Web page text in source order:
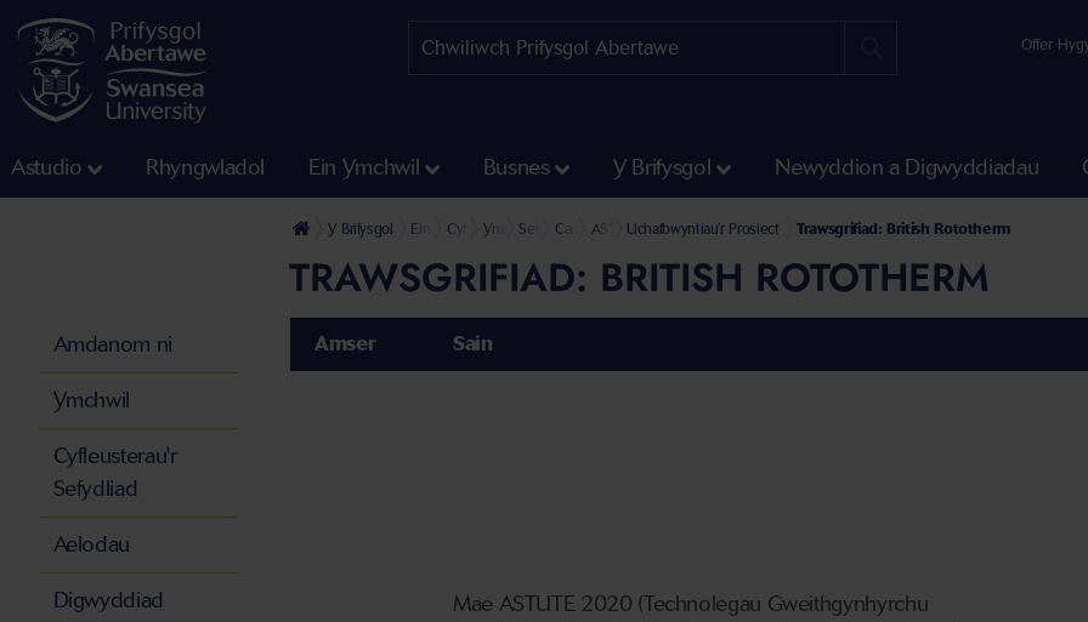
Offer
Astudio Rhyngwladol Ein Ymchwil Busnes Y Brifysgol Newyddion a Digwyddiadau
Y Brifysgol Ein Cyfadrannau
Cyfadran Gwyddoniaeth a Pheirianneg
Ymchwil yn y Gyfadran Gwyddoniaeth a Pheirianneg
Sefydliad Ymchwil Deunyddiau a Gweithgynhyrchu
Canolfan Ragoriaeth ASTUTE
ASTUTE 2020
Uchafbwyntiau’r Prosiect Trawsgrifiad: British Rototherm
TRAWSGRIFIAD: BRITISH ROTOTHERM
Amser Sain
Mae ASTUTE 2020 (Technolegau Gweithgynhyrchu
Amdanom ni
Ymchwil
Cyfleusterau'r
Sefydliad
Aelodau
Digwyddiad